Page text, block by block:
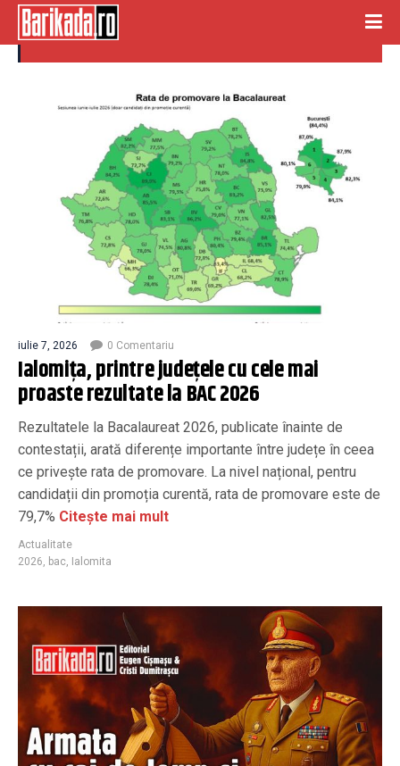
2026
iulie 7, 2026 0 Comentariu
Ialomiţa, printre județele cu cele mai
proaste rezultate la BAC 2026
Rezultatele la Bacalaureat 2026, publicate înainte de
contestații, arată diferențe importante între județe în ceea
ce privește rata de promovare. La nivel național, pentru
candidații din promoția curentă, rata de promovare este de
79,7% Citește mai mult
Actualitate
2026, bac, Ialomita